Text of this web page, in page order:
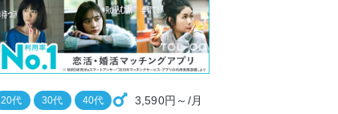
20代 30代 40代 3,590円～/月